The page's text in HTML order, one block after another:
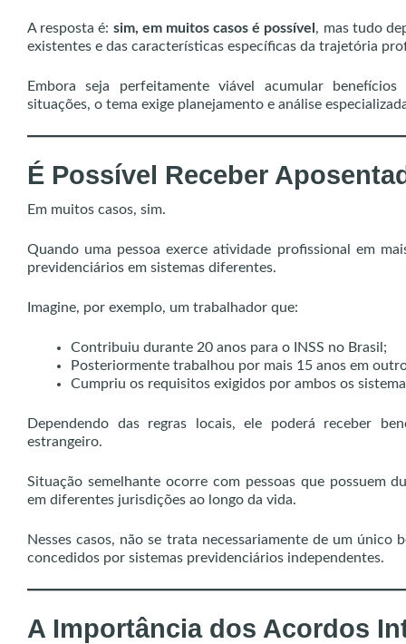
A resposta é: sim, em muitos casos é possível , mas tudo
existentes e das características específicas da trajetória
Embora seja perfeitamente viável acumular
situações, o tema exige planejamento e análise
É Possível Receber
Em muitos casos, sim.
Quando uma pessoa exerce atividade profissional em
previdenciários em sistemas diferentes.
Imagine, por exemplo, um trabalhador que:
Contribuiu durante 20 anos para o INSS no Brasil;
Posteriormente trabalhou por mais 15 anos em
Cumpriu os requisitos exigidos por ambos os
Dependendo das regras locais, ele poderá receber
estrangeiro.
Situação semelhante ocorre com pessoas que possuem
em diferentes jurisdições ao longo da vida.
Nesses casos, não se trata necessariamente de um
concedidos por sistemas previdenciários independentes.
A Importância dos Acordos